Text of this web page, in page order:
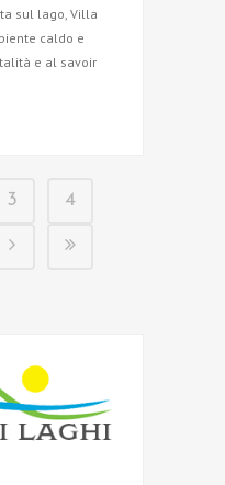
sul lago, Villa
caldo e
e al savoir
3 4